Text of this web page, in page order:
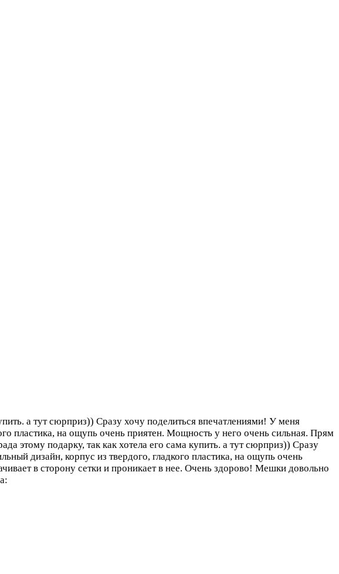
а тут сюрприз)) Сразу хочу поделиться впечатлениями! У меня
пластика, на ощупь очень приятен. Мощность у него очень сильная. Прям
этому подарку, так как хотела его сама купить. а тут сюрприз)) Сразу
дизайн, корпус из твердого, гладкого пластика, на ощупь очень
в сторону сетки и проникает в нее. Очень здорово! Мешки довольно